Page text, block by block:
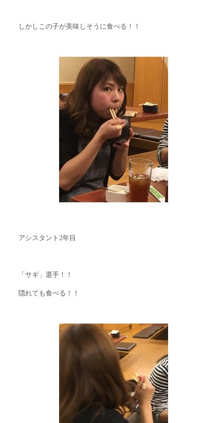
しかしこの子が美味しそうに食べる！！
アシスタント2年目
「サギ」選手！！
隠れても食べる！！